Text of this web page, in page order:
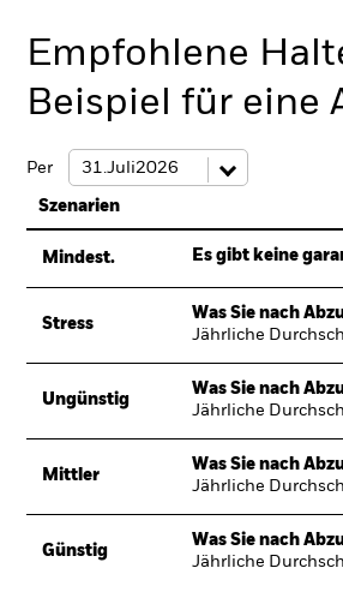
Empfohlene
Beispiel für eine
Per
Szenarien
Mindest. Es gibt keine
Stress
Was Sie nach
Jährliche
Ungünstig
Was Sie nach
Jährliche
Mittler
Was Sie nach
Jährliche
Günstig
Was Sie nach
Jährliche